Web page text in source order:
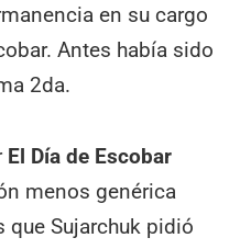
en su cargo
Antes había sido
2da.
El Día de Escobar
menos genérica
que Sujarchuk pidió